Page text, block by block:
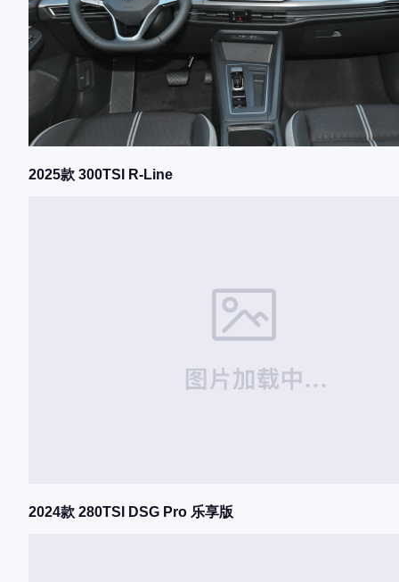
2025款 300TSI R-Line
2024款 280TSI DSG Pro 乐享版